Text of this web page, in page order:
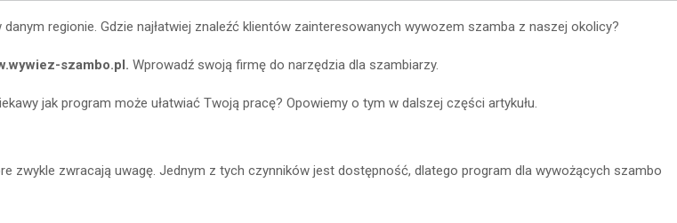
danym regionie. Gdzie najłatwiej znaleźć klientów zainteresowanych wywozem szamba z naszej okolicy?
szambo.pl. Wprowadź swoją firmę do narzędzia dla szambiarzy.
jak program może ułatwiać Twoją pracę? Opowiemy o tym w dalszej części artykułu.
re zwykle zwracają uwagę. Jednym z tych czynników jest dostępność, dlatego program dla wywożących szambo